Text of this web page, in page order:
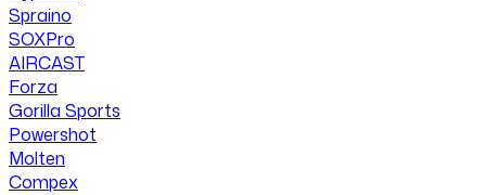
Spraino
SOXPro
AIRCAST
Forza
Gorilla Sports
Powershot
Molten
Compex